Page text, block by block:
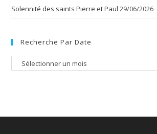
Solennité des saints Pierre et Paul 29/06/2026
Recherche Par Date
Recherche